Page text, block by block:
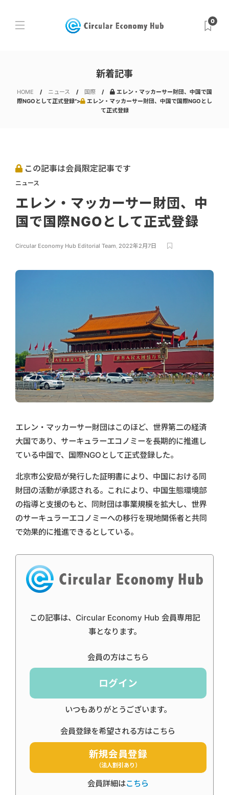
0
新着記事
HOME ニュース 国際
エレン・マッカーサー財団、中国で国
際NGOとして正式登録">
エレン・マッカーサー財団、中国で国際NGOとし
て正式登録
この記事は会員限定記事です
ニュース
エレン・マッカーサー財団、中
国で国際NGOとして正式登録
Circular Economy Hub Editorial Team, 2022年2月7日
エレン・マッカーサー財団はこのほど、世界第二の経済
大国であり、サーキュラーエコノミーを長期的に推進し
ている中国で、国際NGOとして正式登録した。
北京市公安局が発行した証明書により、中国における同
財団の活動が承認される。これにより、中国生態環境部
の指導と支援のもと、同財団は事業規模を拡大し、世界
のサーキュラーエコノミーへの移行を現地関係者と共同
で効果的に推進できるとしている。
この記事は、Circular Economy Hub 会員専用記
事となります。
会員の方はこちら
ログイン
いつもありがとうございます。
会員登録を希望される方はこちら
新規会員登録
（法人割引あり）
会員詳細はこちら